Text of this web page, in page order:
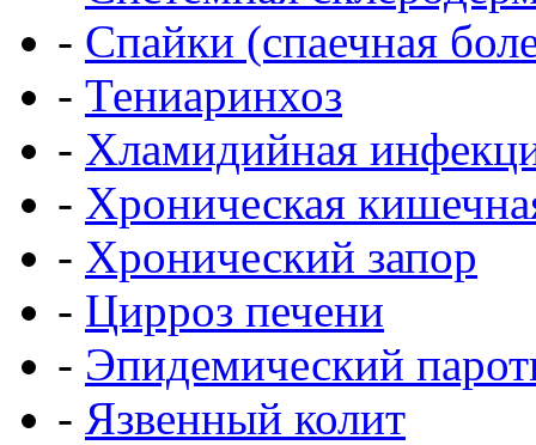
- Спайки (спаечная
- Тениаринхоз
- Хламидийная
- Хроническая
- Хронический запор
- Цирроз печени
- Эпидемический
- Язвенный колит